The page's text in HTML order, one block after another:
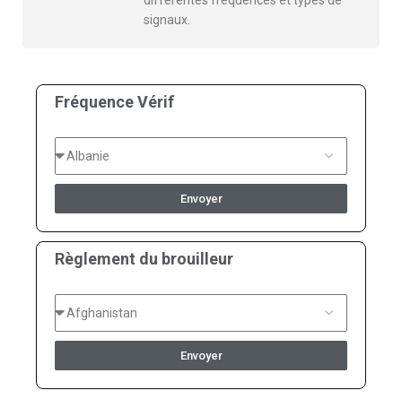
signaux.
Fréquence Vérif
Envoyer
Règlement du brouilleur
Envoyer